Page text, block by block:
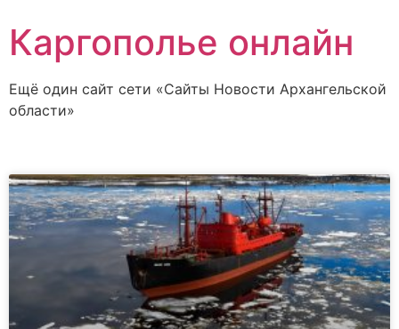
Каргополье онлайн
Ещё один сайт сети «Сайты Новости Архангельской
области»